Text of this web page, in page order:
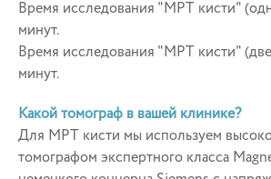
Время исследования "МРТ кисти"
минут.
Время исследования "МРТ кисти"
минут.
Какой томограф в вашей клинике?
Для МРТ кисти мы используем
томографом экспертного класса